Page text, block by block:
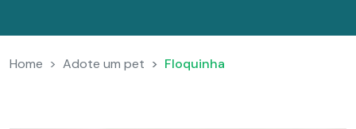
Home Adote um pet Floquinha